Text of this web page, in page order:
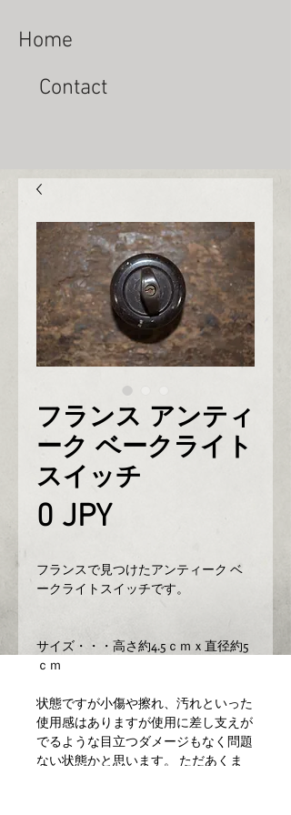
Home
Contact
フランス アンティ
ーク ベークライト
スイッチ
0 JPYPrix
フランスで見つけたアンティーク ベ
ークライトスイッチです。
サイズ・・・高さ約4.5ｃｍｘ直径約5
ｃｍ
状態ですが小傷や擦れ、汚れといった
使用感はありますが使用に差し支えが
でるような目立つダメージもなく問題
ない状態かと思います。 ただあくま